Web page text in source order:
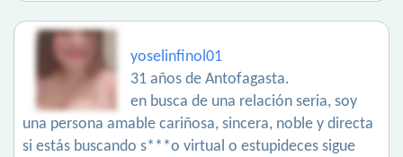
yoselinfinol01
31 años de Antofagasta.
en busca de una relación seria, soy
una persona amable cariñosa, sincera, noble y directa
si estás buscando s***o virtual o estupideces sigue